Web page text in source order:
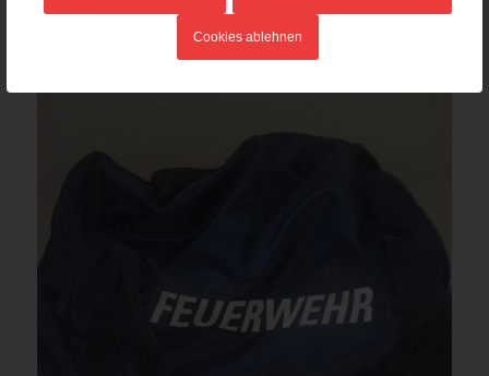
Cookies ablehnen
ÖBFV Medien GmbH